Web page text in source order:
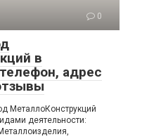
0
в
адрес
МеталлоКонструкций
деятельности: